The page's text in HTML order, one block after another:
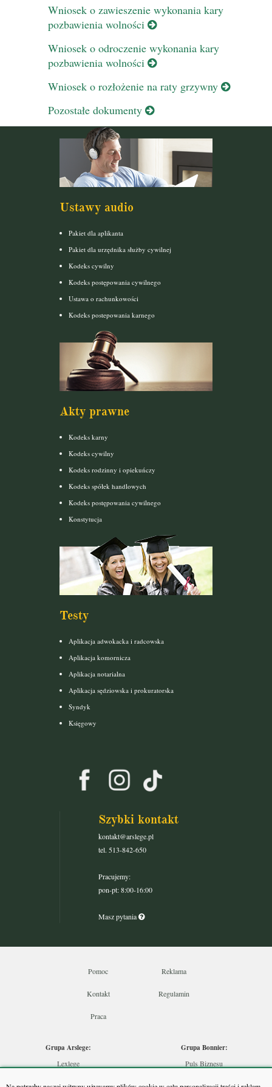
Wniosek o zawieszenie wykonania kary
pozbawienia wolności
Wniosek o odroczenie wykonania kary
pozbawienia wolności
Wniosek o rozłożenie na raty grzywny
Pozostałe dokumenty
Ustawy audio
Pakiet dla aplikanta
Pakiet dla urzędnika służby cywilnej
Kodeks cywilny
Kodeks postępowania cywilnego
Ustawa o rachunkowości
Kodeks postepowania karnego
Akty prawne
Kodeks karny
Kodeks cywilny
Kodeks rodzinny i opiekuńczy
Kodeks spółek handlowych
Kodeks postępowania cywilnego
Konstytucja
Testy
Aplikacja adwokacka i radcowska
Aplikacja komornicza
Aplikacja notarialna
Aplikacja sędziowska i prokuratorska
Syndyk
Księgowy
Szybki kontakt
kontakt@arslege.pl
tel. 513-842-650
Pracujemy:
pon-pt: 8:00-16:00
Masz pytania
Pomoc Reklama
Kontakt Regulamin
Praca
Grupa Arslege:
Lexlege
Grupa Bonnier:
Puls Biznesu